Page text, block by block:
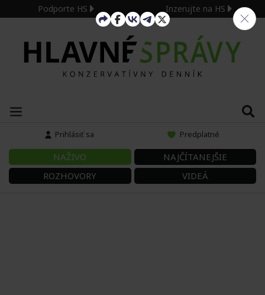
Podporte HS Inzerujte na HS
Prihlásiť sa Predplatné
NAŽIVO
NAJČÍTANEJŠIE
ROZHOVORY
VIDEÁ